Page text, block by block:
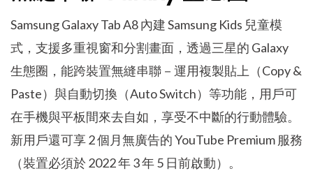
Samsung Galaxy Tab A8 內建 Samsung Kids 兒童模
式，支援多重視窗和分割畫面，透過三星的 Galaxy
生態圈，能跨裝置無縫串聯－運用複製貼上（Copy &
Paste）與自動切換（Auto Switch）等功能，用戶可
在手機與平板間來去自如，享受不中斷的行動體驗。
新用戶還可享 2 個月無廣告的 YouTube Premium 服務
（裝置必須於 2022 年 3 年 5 日前啟動）。